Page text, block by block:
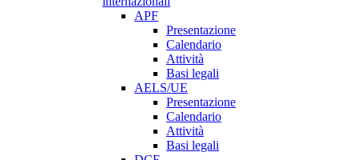
APF
Presentazione
Calendario
Attività
Basi legali
AELS/UE
Presentazione
Calendario
Attività
Basi legali